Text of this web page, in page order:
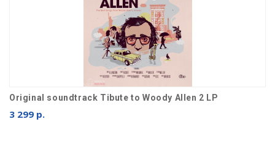
Original soundtrack Tibute to Woody Allen 2 LP
3 299 р.